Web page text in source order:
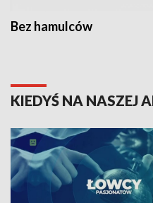
Bez hamulców
KIEDYŚ NA NASZEJ